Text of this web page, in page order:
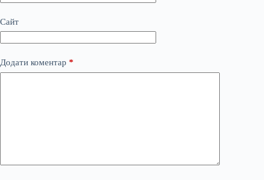
Сайт
Додати коментар *